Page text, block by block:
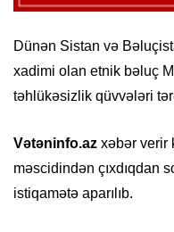
Dünən Sistan və
xadimi olan etnik bəluç
təhlükəsizlik qüvvələri
Vətəninfo.az xəbər verir
məscidindən çıxdıqdan
istiqamətə aparılıb.